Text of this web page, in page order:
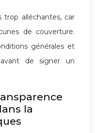
trop alléchantes, car
de couverture.
générales et
de signer un
la